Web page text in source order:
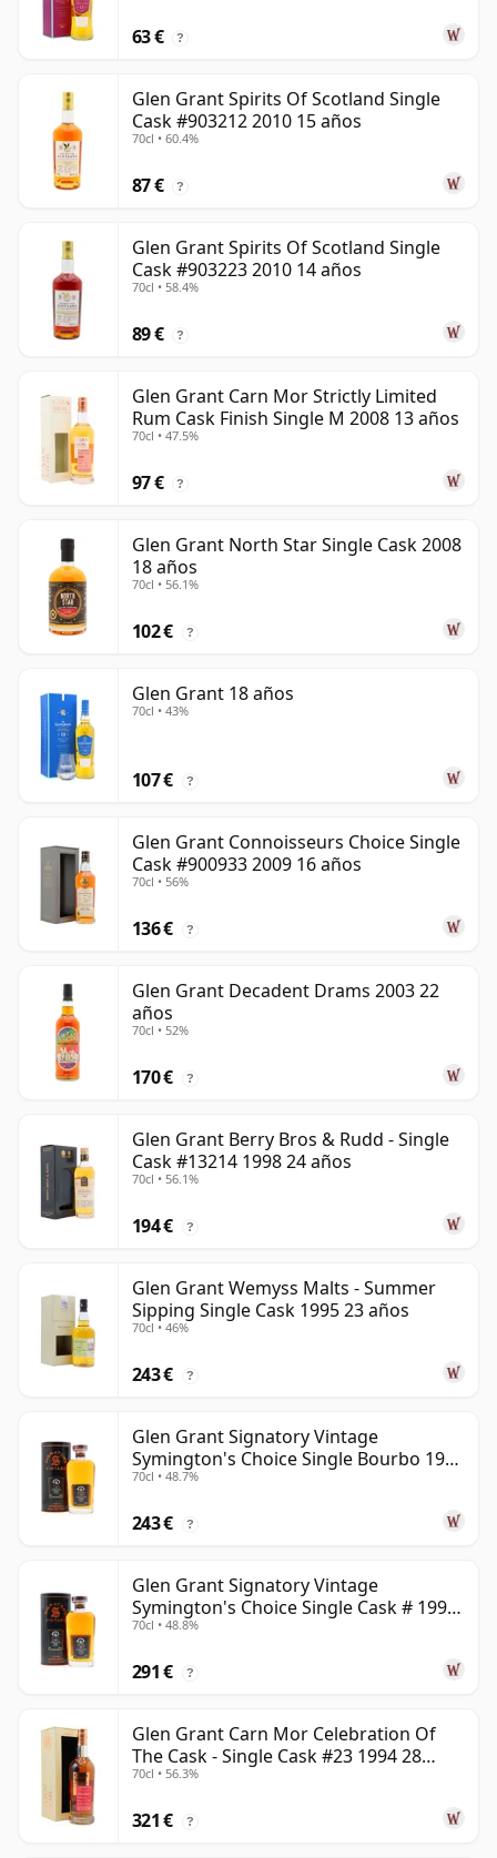
63 € ?
Glen Grant Spirits Of Scotland Single
Cask #903212 2010 15 años
70cl • 60.4%
87 € ?
Glen Grant Spirits Of Scotland Single
Cask #903223 2010 14 años
70cl • 58.4%
89 € ?
Glen Grant Carn Mor Strictly Limited
Rum Cask Finish Single M 2008 13 años
70cl • 47.5%
97 € ?
Glen Grant North Star Single Cask 2008
18 años
70cl • 56.1%
102 € ?
Glen Grant 18 años
70cl • 43%
107 € ?
Glen Grant Connoisseurs Choice Single
Cask #900933 2009 16 años
70cl • 56%
136 € ?
Glen Grant Decadent Drams 2003 22
años
70cl • 52%
170 € ?
Glen Grant Berry Bros & Rudd - Single
Cask #13214 1998 24 años
70cl • 56.1%
194 € ?
Glen Grant Wemyss Malts - Summer
Sipping Single Cask 1995 23 años
70cl • 46%
243 € ?
Glen Grant Signatory Vintage
Symington's Choice Single Bourbo 1995
30 años
70cl • 48.7%
243 € ?
Glen Grant Signatory Vintage
Symington's Choice Single Cask # 1995
30 años
70cl • 48.8%
291 € ?
Glen Grant Carn Mor Celebration Of
The Cask - Single Cask #23 1994 28
años
70cl • 56.3%
321 € ?